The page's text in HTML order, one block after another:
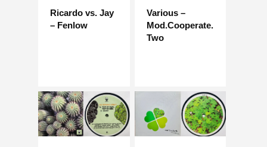
Ricardo vs. Jay
– Fenlow
Various –
Mod.Cooperate.
Two